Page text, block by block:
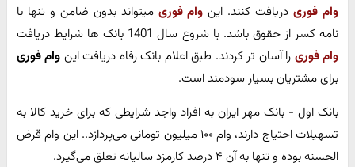
وام فوریدریافت کنند. این وام فوری میتواند بدون ضامن و تنها با
نامه کسر از حقوق باشد. با شروع سال 1401 بانک ها شرایط دریافت
وام فوری را آسان تر کردند. طبق اعلام بانک رفاه دریافت این وام فوری
برای مشتریان بسیار سودمند است.
بانک اول - بانک مهر ایران به افراد واجد شرایطی که برای خرید کالا به
تسهیلات احتیاج دارند، وام ۱۰۰ میلیون تومانی می‌پردازد.. این وام قرض
الحسنه بوده و تنها به آن ۴ درصد کارمزد سالیانه تعلق می‌گیرد.